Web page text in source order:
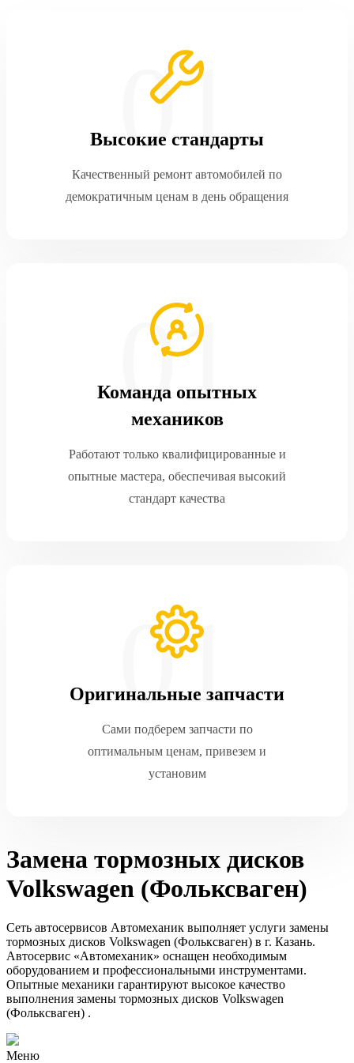
Высокие стандарты
Качественный ремонт автомобилей по
демократичным ценам в день обращения
Команда опытных
механиков
Работают только квалифицированные и
опытные мастера, обеспечивая высокий
стандарт качества
Оригинальные запчасти
Сами подберем запчасти по
оптимальным ценам, привезем и
установим
Замена тормозных дисков
Volkswagen (Фольксваген)
Сеть автосервисов Автомеханик выполняет услуги замены
тормозных дисков Volkswagen (Фольксваген) в г. Казань.
Автосервис «Автомеханик» оснащен необходимым
оборудованием и профессиональными инструментами.
Опытные механики гарантируют высокое качество
выполнения замены тормозных дисков Volkswagen
(Фольксваген) .
Меню